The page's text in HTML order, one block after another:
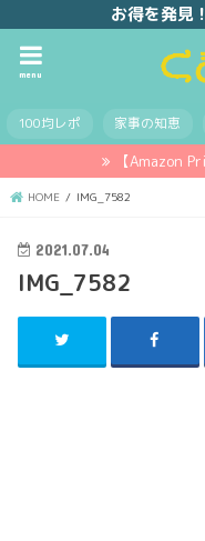
お得を発見
menu
100均レポ 家事の知恵
【Amazon
HOME IMG_7582
2021.07.04
IMG_7582